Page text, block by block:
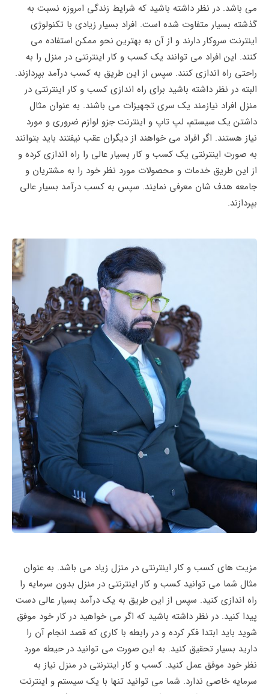
می باشد. در نظر داشته باشید که شرایط زندگی امروزه نسبت به
گذشته بسیار متفاوت شده است‌. افراد بسیار زیادی با تکنولوژی
اینترنت سروکار دارند و از آن به بهترین نحو ممکن استفاده می‌
کنند. این افراد می‌ توانند یک کسب و کار اینترنتی در منزل را به
راحتی راه اندازی کنند. سپس از این طریق به کسب درآمد بپردازند.
البته در نظر داشته باشید برای راه اندازی کسب و کار اینترنتی در
منزل افراد نیازمند یک سری تجهیزات می باشند. به عنوان مثال
داشتن یک سیستم، لپ تاپ و اینترنت جزو لوازم ضروری و مورد
نیاز هستند. اگر افراد می خواهند از دیگران عقب نیفتند باید بتوانند
به صورت اینترنتی یک کسب و کار بسیار عالی را راه‌ اندازی کرده و
از این طریق خدمات و محصولات مورد نظر خود را به مشتریان و
جامعه هدف شان معرفی نمایند. سپس به کسب درآمد بسیار عالی
بپردازند.
مزیت های کسب و کار اینترنتی در منزل زیاد می باشد. به عنوان
مثال شما می توانید کسب و کار اینترنتی در منزل بدون سرمایه را
راه اندازی کنید. سپس از این طریق به یک درآمد بسیار عالی دست
پیدا کنید. در نظر داشته باشید که اگر می خواهید در کار خود موفق
شوید باید ابتدا فکر کرده و در رابطه با کاری که قصد انجام آن را
دارید بسیار تحقیق کنید. به این صورت می توانید در حیطه مورد
نظر خود موفق عمل کنید‌. کسب و کار اینترنتی در منزل نیاز به
سرمایه خاصی ندارد. شما می توانید تنها با یک سیستم و اینترنت